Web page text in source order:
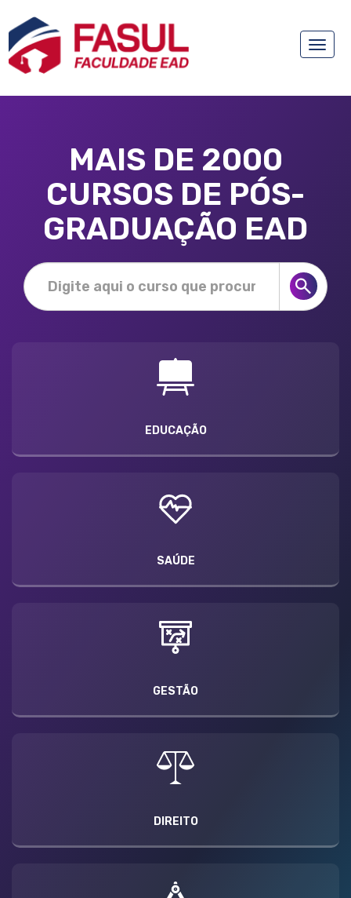
Toggle
MAIS DE 2000
CURSOS DE PÓS-
GRADUAÇÃO EAD
EDUCAÇÃO
SAÚDE
GESTÃO
DIREITO